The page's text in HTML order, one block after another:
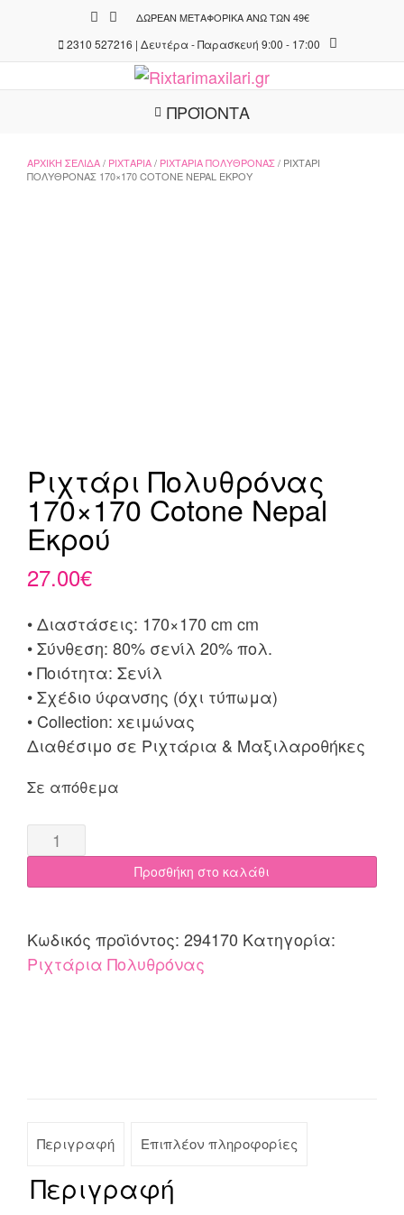
content
ΔΩΡΕΆΝ ΜΕΤΑΦΟΡΙΚΆ ΆΝΩ ΤΩΝ 49€
2310 527216 | Δευτέρα - Παρασκευή 9:00 - 17:00
ΠΡΟΪΟΝΤΑ
ΑΡΧΙΚΉ ΣΕΛΊΔΑ/ ΡΙΧΤΆΡΙΑ/ ΡΙΧΤΆΡΙΑ ΠΟΛΥΘΡΌΝΑΣ/ ΡΙΧΤΆΡΙ
ΠΟΛΥΘΡΌΝΑΣ 170×170 COTONE NEPAL ΕΚΡΟΎ
Ριχτάρι Πολυθρόνας
170×170 Cotone Nepal
Εκρού
27.00€
• Διαστάσεις: 170×170 cm cm
• Σύνθεση: 80% σενίλ 20% πολ.
• Ποιότητα: Σενίλ
• Σχέδιο ύφανσης (όχι τύπωμα)
• Collection: xειμώνας
Διαθέσιμο σε Ριχτάρια & Μαξιλαροθήκες
Σε απόθεμα
Ριχτάρι
Πολυθρόνας
170x170
Nepal
Εκρού
quantity
Προσθήκη στο καλάθι
Κωδικός προϊόντος: 294170 Κατηγορία:
Ριχτάρια Πολυθρόνας
Περιγραφή Επιπλέον πληροφορίες
Περιγραφή